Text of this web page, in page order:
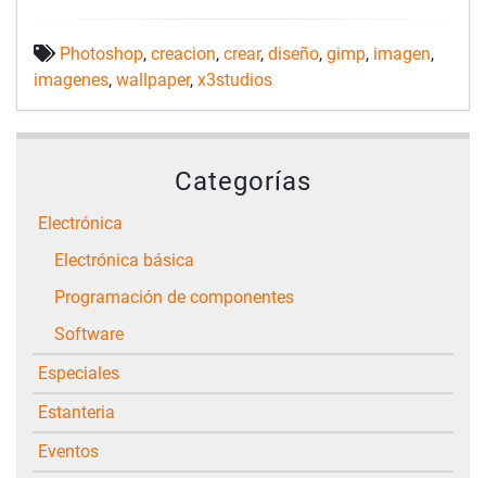
Photoshop, creacion, crear, diseño, gimp, imagen,
imagenes, wallpaper, x3studios
Categorías
Electrónica
Electrónica básica
Programación de componentes
Software
Especiales
Estanteria
Eventos